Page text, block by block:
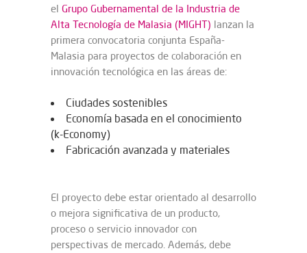
el Grupo Gubernamental de la Industria de
Alta Tecnología de Malasia (MIGHT) lanzan la
primera convocatoria conjunta España-
Malasia para proyectos de colaboración en
innovación tecnológica en las áreas de:
Ciudades sostenibles
Economía basada en el conocimiento
(k-Economy)
Fabricación avanzada y materiales
El proyecto debe estar orientado al desarrollo
o mejora significativa de un producto,
proceso o servicio innovador con
perspectivas de mercado. Además, debe